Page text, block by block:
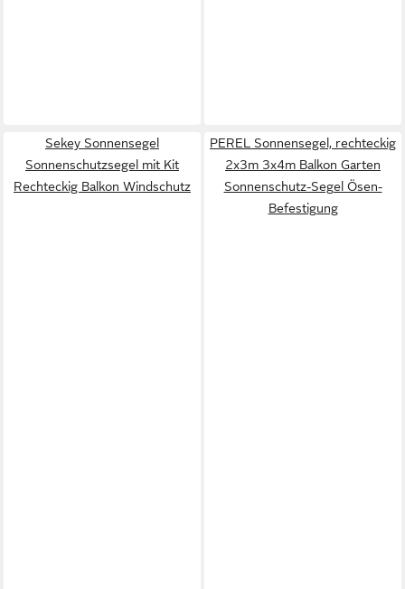
Sekey Sonnensegel
Sonnenschutzsegel mit Kit
Rechteckig Balkon Windschutz
PEREL Sonnensegel, rechteckig
2x3m 3x4m Balkon Garten
Sonnenschutz-Segel Ösen-
Befestigung